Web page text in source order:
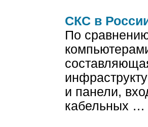
СКС в
По
и панели,
кабельных …